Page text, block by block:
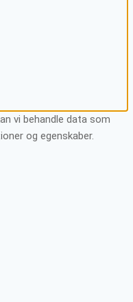
vi behandle data som
og egenskaber.